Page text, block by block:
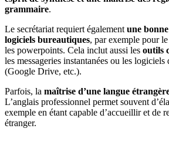
grammaire.
Le secrétariat requiert également une
logiciels bureautiques, par exemple pour
les powerpoints. Cela inclut aussi les outils
les messageries instantanées ou les logiciels
(Google Drive, etc.).
Parfois, la maîtrise d’une langue
L’anglais professionnel permet souvent
exemple en étant capable d’accueillir et de
étranger.